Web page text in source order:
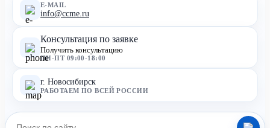
E-MAIL
info@ccme.ru
Консультация по заявке
Получить консультацию
ПН-ПТ 09:00-18:00
г. Новосибирск
РАБОТАЕМ ПО ВСЕЙ РОССИИ